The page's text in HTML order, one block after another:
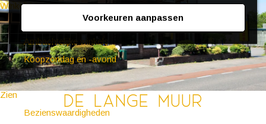
Voorkeuren aanpassen
Winkelen
(Bijzondere) markten
Koopzondag en -avond
Zien
Bezienswaardigheden
De Lange Muur